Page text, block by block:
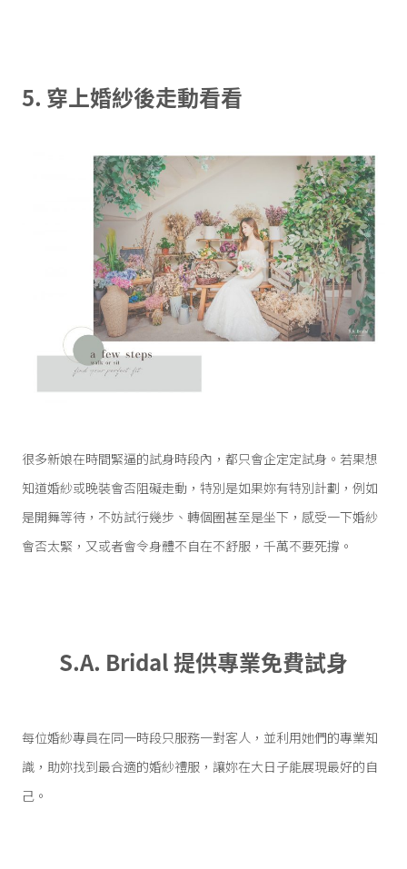
5. 穿上婚紗後走動看看
很多新娘在時間緊逼的試身時段內，都只會企定定試身。若果想
知道婚紗或晚裝會否阻礙走動，特別是如果妳有特別計劃，例如
是開舞等待，不妨試行幾步、轉個圈甚至是坐下，感受一下婚紗
會否太緊，又或者會令身體不自在不舒服，千萬不要死撐。
S.A. Bridal 提供專業免費試身
每位婚紗專員在同一時段只服務一對客人，並利用她們的專業知
識，助妳找到最合適的婚紗禮服，讓妳在大日子能展現最好的自
己。